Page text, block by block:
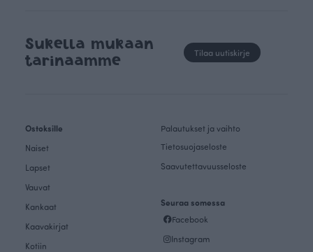
Sukella mukaan
tarinaamme
Tilaa uutiskirje
Ostoksille
Naiset
Lapset
Vauvat
Kankaat
Kaavakirjat
Kotiin
Palautukset ja vaihto
Tietosuojaseloste
Saavutettavuusseloste
Seuraa somessa
Facebook
Instagram